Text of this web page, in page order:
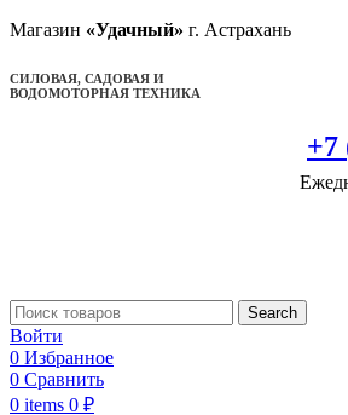
Магазин «Удачный» г. Астрахань
СИЛОВАЯ, САДОВАЯ И
ВОДОМОТОРНАЯ ТЕХНИКА
+7
Search
Войти
0 Избранное
0 Сравнить
0 items 0 ₽